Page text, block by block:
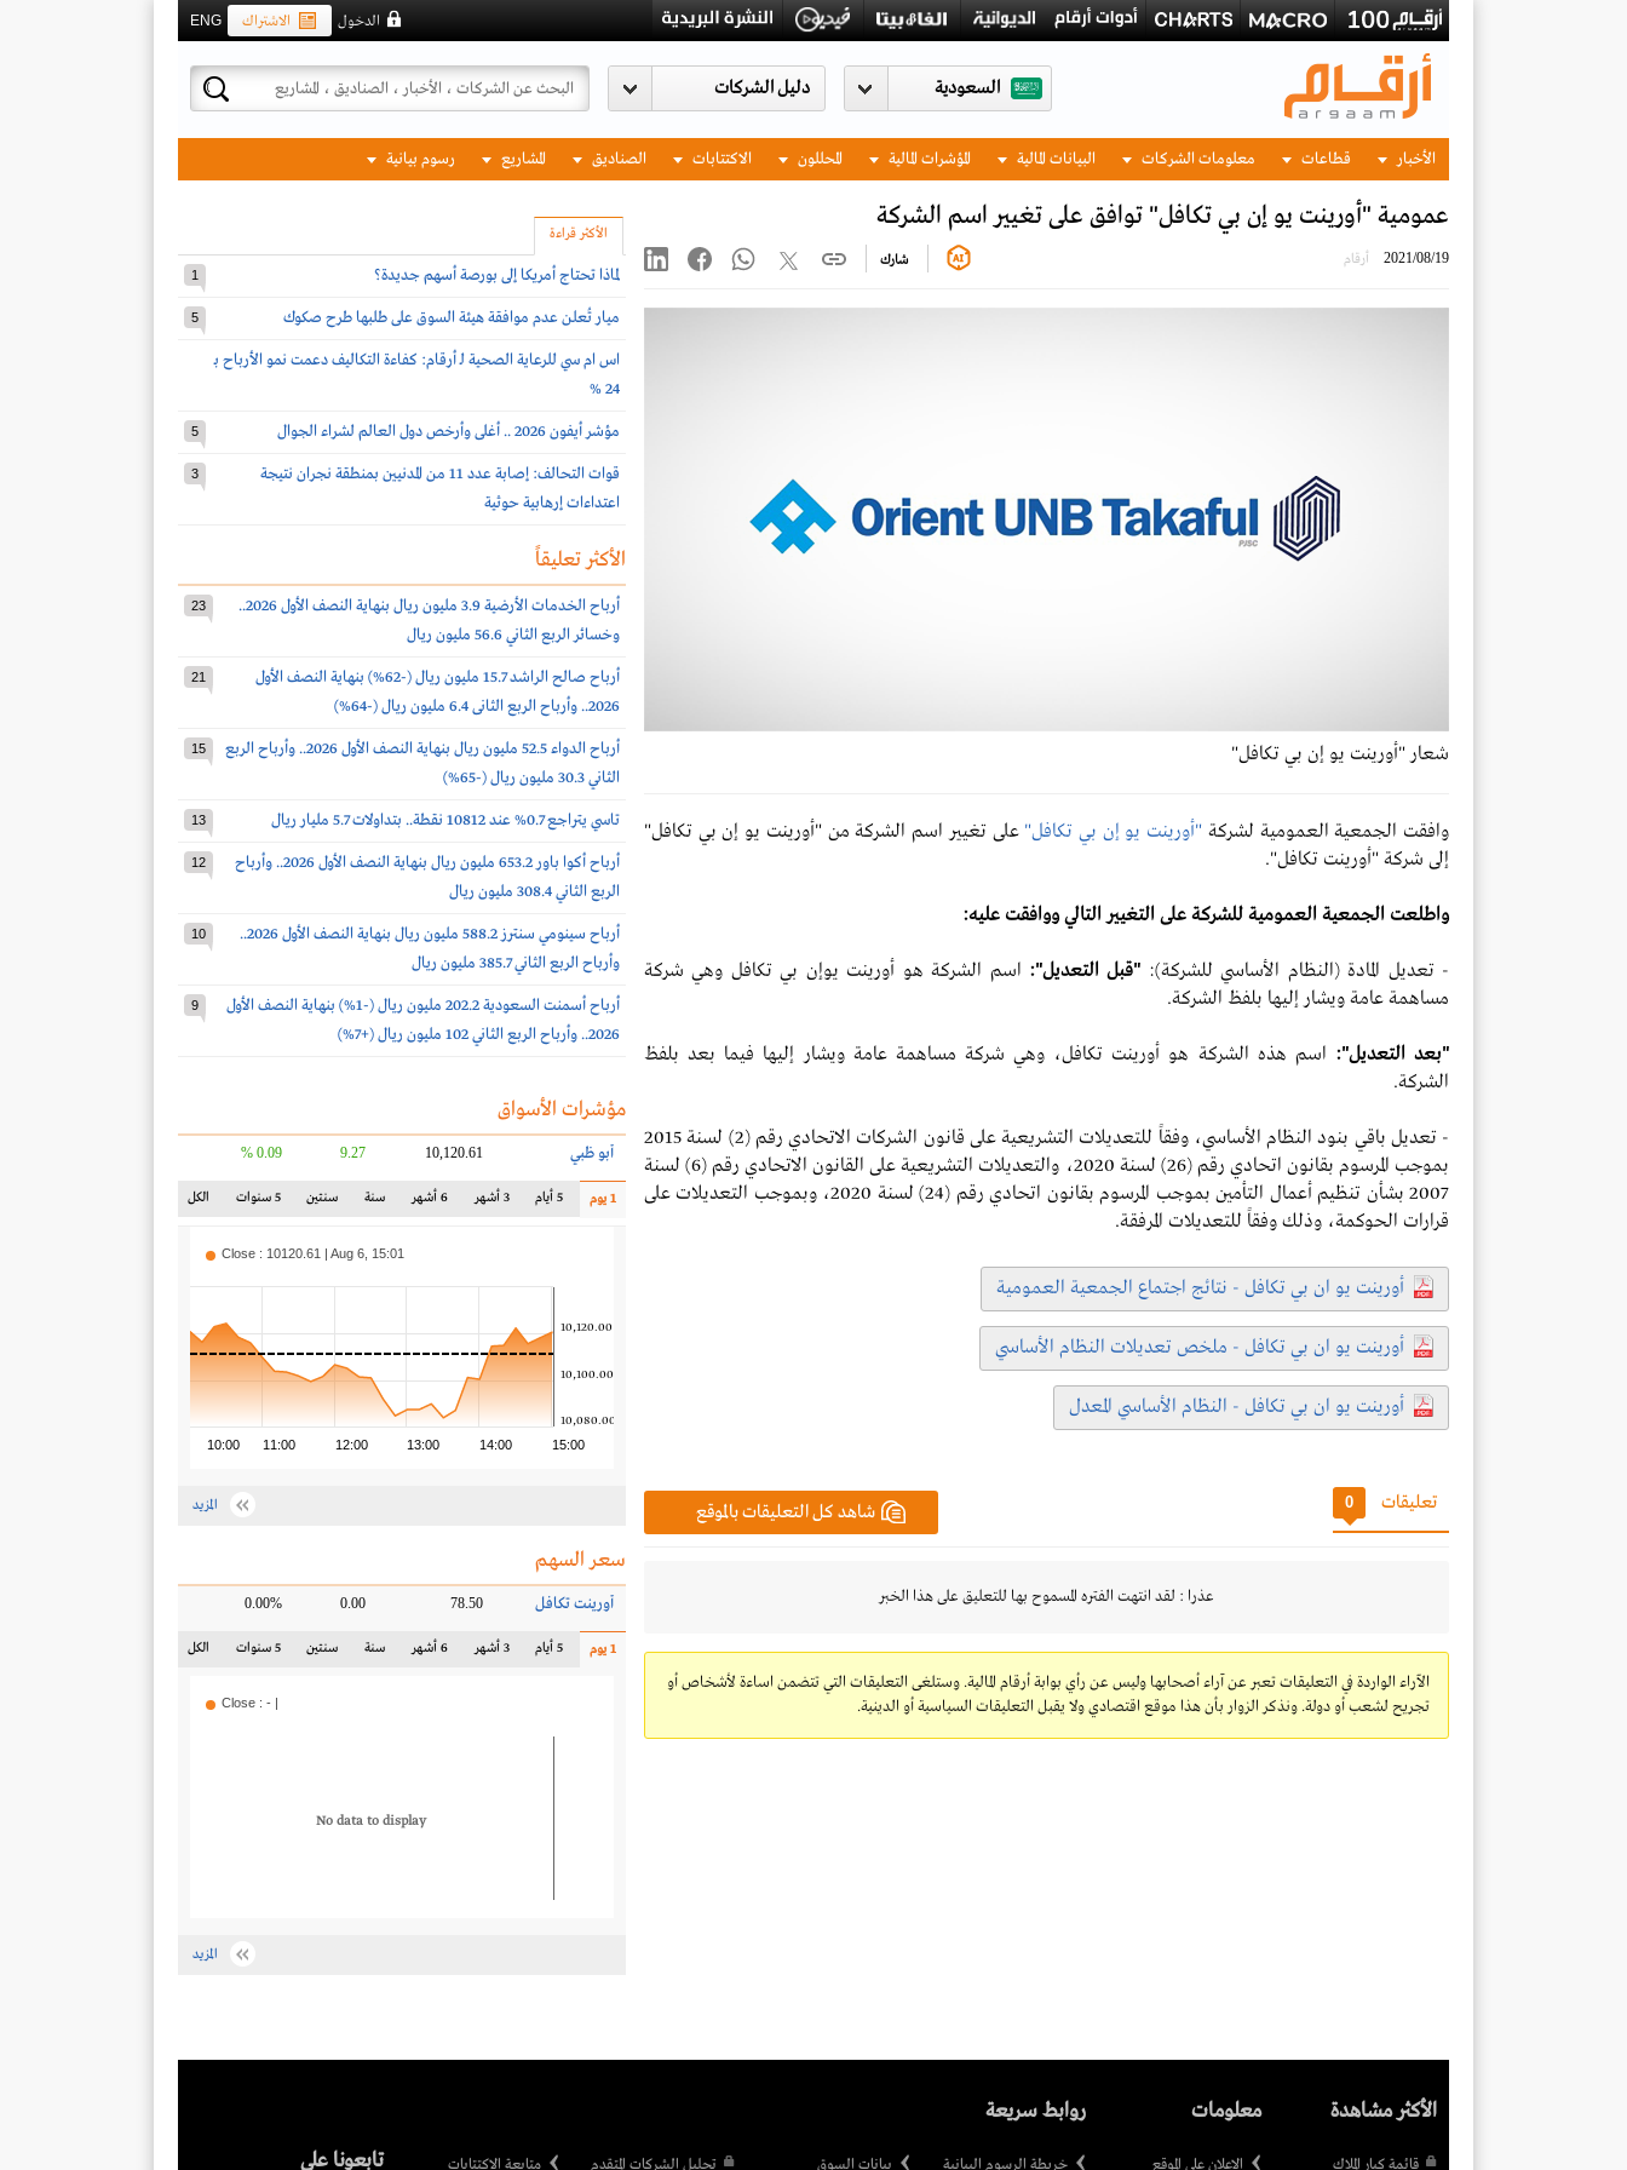
ENG الاشتراك الدخول
السعودية
الأخبار قطاعات معلومات الشركات البيانات المالية المؤشرات المالية المحللون الاكتتابات الصناديق المشاريع رسوم بيانية
عمومية "أورينت يو إن بي تكافل" توافق على تغيير اسم الشركة
2021/08/19 أرقام شارك
شعار "أورينت يو إن بي تكافل"
وافقت الجمعية العمومية لشركة "أورينت يو إن بي تكافل" على تغيير اسم الشركة من "أورينت يو إن بي تكافل"
إلى شركة "أورينت تكافل".
واطلعت الجمعية العمومية للشركة على التغيير التالي ووافقت عليه:
- تعديل المادة (النظام الأساسي للشركة): "قبل التعديل": اسم الشركة هو أورينت يوإن بي تكافل وهي شركة
مساهمة عامة ويشار إليها بلفظ الشركة.
"بعد التعديل": اسم هذه الشركة هو أورينت تكافل، وهي شركة مساهمة عامة ويشار إليها فيما بعد بلفظ
الشركة.
- تعديل باقي بنود النظام الأساسي، وفقاً للتعديلات التشريعية على قانون الشركات الاتحادي رقم (2) لسنة 2015
بموجب المرسوم بقانون اتحادي رقم (26) لسنة 2020، والتعديلات التشريعية على القانون الاتحادي رقم (6) لسنة
2007 بشأن تنظيم أعمال التأمين بموجب المرسوم بقانون اتحادي رقم (24) لسنة 2020، وبموجب التعديلات على
قرارات الحوكمة، وذلك وفقاً للتعديلات المرفقة.
أورينت يو ان بي تكافل - نتائج اجتماع الجمعية العمومية
أورينت يو ان بي تكافل - ملخص تعديلات النظام الأساسي
أورينت يو ان بي تكافل - النظام الأساسي المعدل
شاهد كل التعليقات بالموقع تعليقات 0
عذرا : لقد انتهت الفتره المسموح بها للتعليق على هذا الخبر
الآراء الواردة في التعليقات تعبر عن آراء أصحابها وليس عن رأي بوابة أرقام المالية. وستلغى التعليقات التي تتضمن اساءة لأشخاص أو
تجريح لشعب أو دولة. ونذكر الزوار بأن هذا موقع اقتصادي ولا يقبل التعليقات السياسية أو الدينية.
الأكثر قراءة
لماذا تحتاج أمريكا إلى بورصة أسهم جديدة؟ 1
ميار تُعلن عدم موافقة هيئة السوق على طلبها طرح صكوك 5
اس ام سي للرعاية الصحية لـ أرقام: كفاءة التكاليف دعمت نمو الأرباح بـ
24 %
مؤشر أيفون 2026 .. أغلى وأرخص دول العالم لشراء الجوال 5
قوات التحالف: إصابة عدد 11 من المدنيين بمنطقة نجران نتيجة
اعتداءات إرهابية حوثية
3
الأكثر تعليقاً
أرباح الخدمات الأرضية 3.9 مليون ريال بنهاية النصف الأول 2026..
وخسائر الربع الثاني 56.6 مليون ريال
23
أرباح صالح الراشد 15.7 مليون ريال (-62%) بنهاية النصف الأول
2026.. وأرباح الربع الثانى 6.4 مليون ريال (-64%)
21
أرباح الدواء 52.5 مليون ريال بنهاية النصف الأول 2026.. وأرباح الربع
الثاني 30.3 مليون ريال (-65%)
15
تاسي يتراجع 0.7% عند 10812 نقطة.. بتداولات 5.7 مليار ريال 13
أرباح أكوا باور 653.2 مليون ريال بنهاية النصف الأول 2026.. وأرباح
الربع الثاني 308.4 مليون ريال
12
أرباح سينومي سنترز 588.2 مليون ريال بنهاية النصف الأول 2026..
وأرباح الربع الثاني 385.7 مليون ريال
10
أرباح أسمنت السعودية 202.2 مليون ريال (-1%) بنهاية النصف الأول
2026.. وأرباح الربع الثاني 102 مليون ريال (+7%)
9
مؤشرات الأسواق
أبو ظبي 10,120.61
9.27
0.09 %
1 يوم 5 أيام 3 أشهر 6 أشهر سنة سنتين 5 سنوات الكل
10:00 11:00 12:00 13:00 14:00 15:00
10,080.00
10,100.00
10,120.00
Close : 10120.61 | Aug 6, 15:01
المزيد
سعر السهم
أورينت تكافل 78.50
0.00
0.00%
1 يوم 5 أيام 3 أشهر 6 أشهر سنة سنتين 5 سنوات الكل
No data to display
Close : - |
المزيد
الأكثر مشاهدة
قائمة كبار الملاك
معلومات
الاعلان على الموقع
روابط سريعة
خريطة الرسوم البيانية بيانات السوق تحليل الشركات المتقدم متابعة الاكتتابات تابعونا على